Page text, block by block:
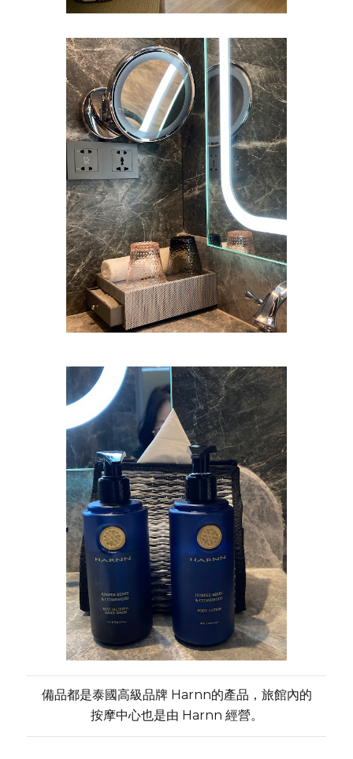
備品都是泰國高級品牌 Harnn的產品，旅館內的
按摩中心也是由 Harnn 經營。